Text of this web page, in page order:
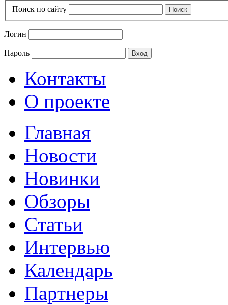
Поиск по сайту
Логин
Пароль
Контакты
О проекте
Главная
Новости
Новинки
Обзоры
Cтатьи
Интервью
Календарь
Партнеры